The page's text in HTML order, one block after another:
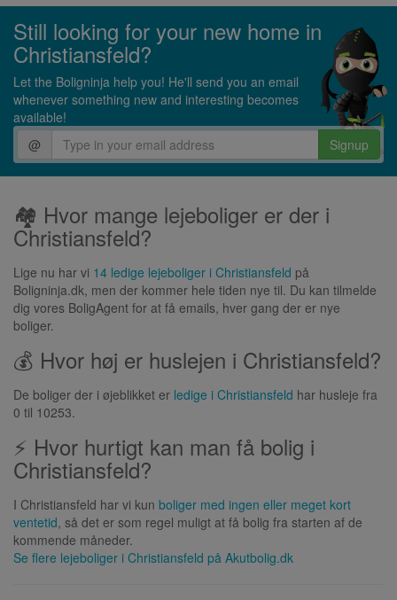
Still looking for your new home in
Christiansfeld?
Let the Boligninja help you! He'll send you an email
whenever something new and interesting becomes
available!
@
Signup
🏘 Hvor mange lejeboliger er der i
Christiansfeld?
Lige nu har vi 14 ledige lejeboliger i Christiansfeld på
Boligninja.dk, men der kommer hele tiden nye til. Du kan tilmelde
dig vores BoligAgent for at få emails, hver gang der er nye
boliger.
💰 Hvor høj er huslejen i Christiansfeld?
De boliger der i øjeblikket er ledige i Christiansfeld har husleje fra
0 til 10253.
⚡ Hvor hurtigt kan man få bolig i
Christiansfeld?
I Christiansfeld har vi kun boliger med ingen eller meget kort
ventetid, så det er som regel muligt at få bolig fra starten af de
kommende måneder.
Se flere lejeboliger i Christiansfeld på Akutbolig.dk